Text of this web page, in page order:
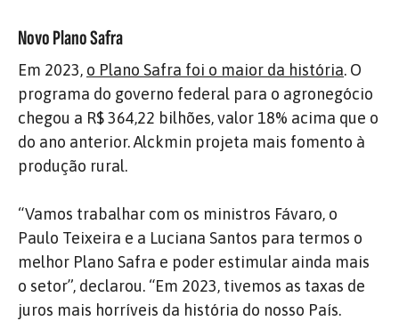
Novo Plano Safra
Em 2023, o Plano Safra foi o maior da história. O
programa do governo federal para o agronegócio
chegou a R$ 364,22 bilhões, valor 18% acima que o
do ano anterior. Alckmin projeta mais fomento à
produção rural.
“Vamos trabalhar com os ministros Fávaro, o
Paulo Teixeira e a Luciana Santos para termos o
melhor Plano Safra e poder estimular ainda mais
o setor”, declarou. “Em 2023, tivemos as taxas de
juros mais horríveis da história do nosso País.